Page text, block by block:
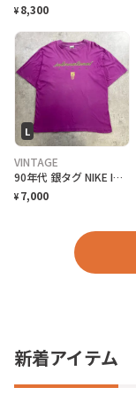
¥ 8,300
L
VINTAGE
90年代 銀タグ NIKE INTERNATIONAL ユーロナイキ インターナショナル プリントTシャツ メンズ2XL相当 古着 90s ヴィンテージ VINTAGE 銀タグ 地球儀 バックプリント ビッグサイズ 大きいサイズ 紫色
¥ 7,000
新着アイテム